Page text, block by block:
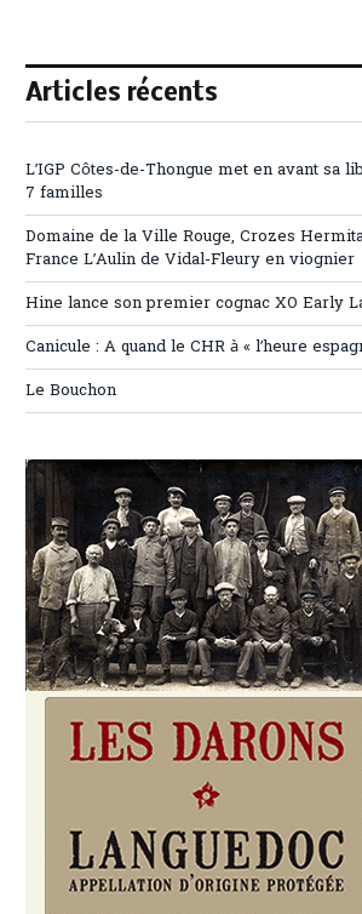
Articles récents
L’IGP Côtes-de-Thongue met en avant sa
7 familles
Domaine de la Ville Rouge, Crozes
France L’Aulin de Vidal-Fleury en viognier
Hine lance son premier cognac XO Early
Canicule : A quand le CHR à « l’heure
Le Bouchon